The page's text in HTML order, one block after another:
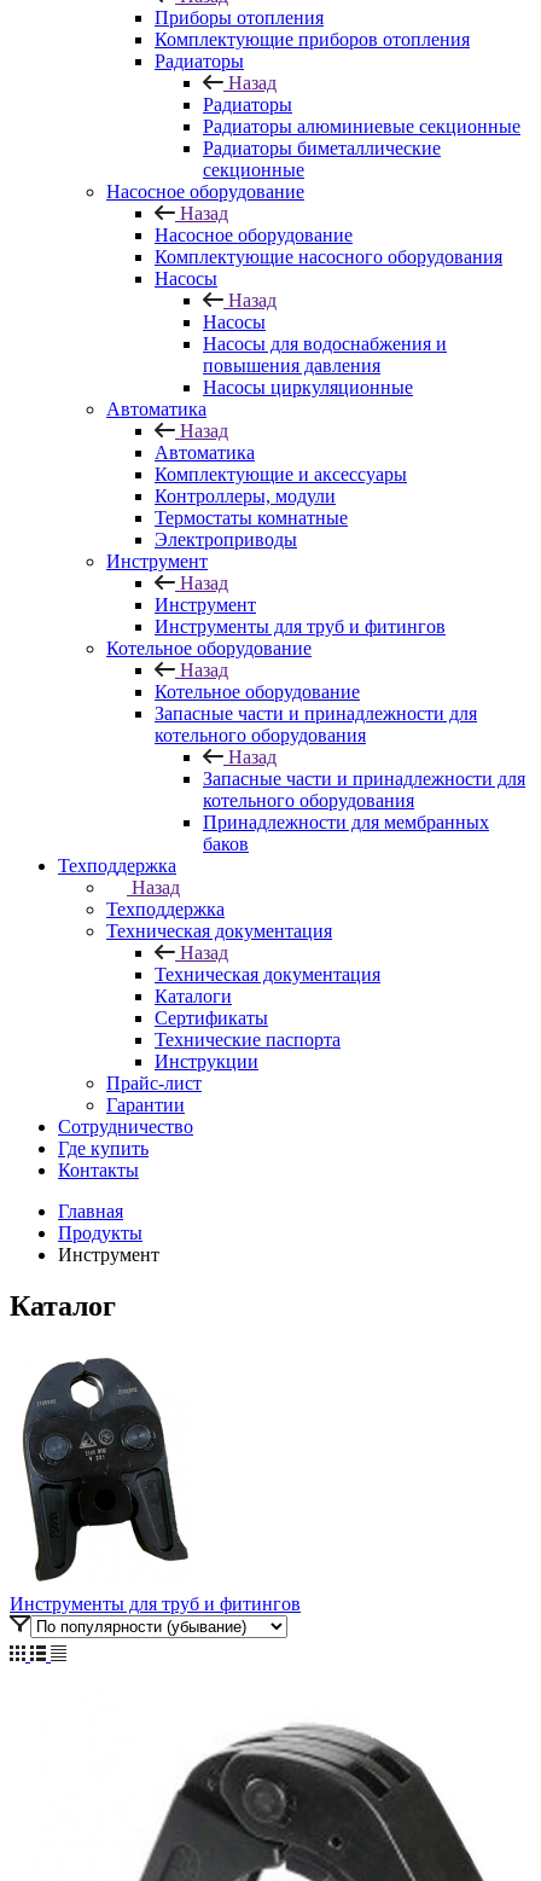
Приборы отопления
Комплектующие приборов отопления
Радиаторы
Назад
Радиаторы
Радиаторы алюминиевые секционные
Радиаторы биметаллические
секционные
Насосное оборудование
Назад
Насосное оборудование
Комплектующие насосного оборудования
Насосы
Назад
Насосы
Насосы для водоснабжения и
повышения давления
Насосы циркуляционные
Автоматика
Назад
Автоматика
Комплектующие и аксессуары
Контроллеры, модули
Термостаты комнатные
Электроприводы
Инструмент
Назад
Инструмент
Инструменты для труб и фитингов
Котельное оборудование
Назад
Котельное оборудование
Запасные части и принадлежности для
котельного оборудования
Назад
Запасные части и принадлежности для
котельного оборудования
Принадлежности для мембранных
баков
Техподдержка
Назад
Техподдержка
Техническая документация
Назад
Техническая документация
Каталоги
Сертификаты
Технические паспорта
Инструкции
Прайс-лист
Гарантии
Сотрудничество
Где купить
Контакты
Главная
Продукты
Инструмент
Каталог
Инструменты для труб и фитингов